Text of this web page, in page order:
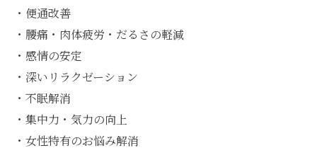
・便通改善
・腰痛・肉体疲労・だるさの軽減
・感情の安定
・深いリラクゼーション
・不眠解消
・集中力・気力の向上
・女性特有のお悩み解消